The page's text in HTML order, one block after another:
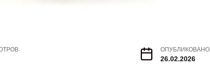
ОПУБЛИКОВАНО
26.02.2026